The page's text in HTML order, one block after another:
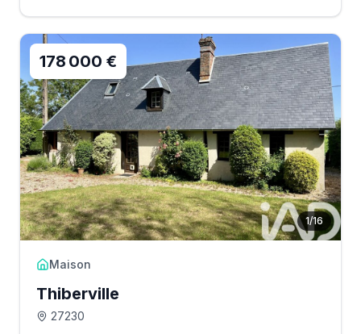
1/16
178 000 €
Maison
Thiberville
27230